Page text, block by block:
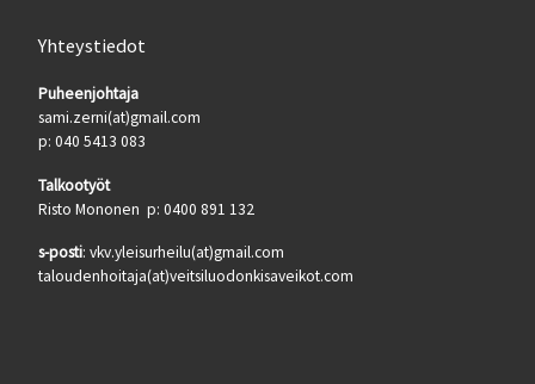
Yhteystiedot
Puheenjohtaja
sami.zerni(at)gmail.com
p: 040 5413 083
Talkootyöt
Risto Mononen p: 0400 891 132
s-posti: vkv.yleisurheilu(at)gmail.com
taloudenhoitaja(at)veitsiluodonkisaveikot.com